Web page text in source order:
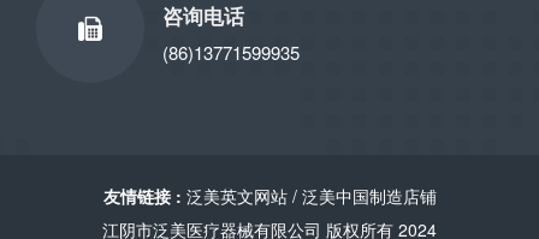
咨询电话
(86)13771599935
友情链接 : 泛美英文网站/ 泛美中国制造店铺
江阴市泛美医疗器械有限公司 版权所有 2024